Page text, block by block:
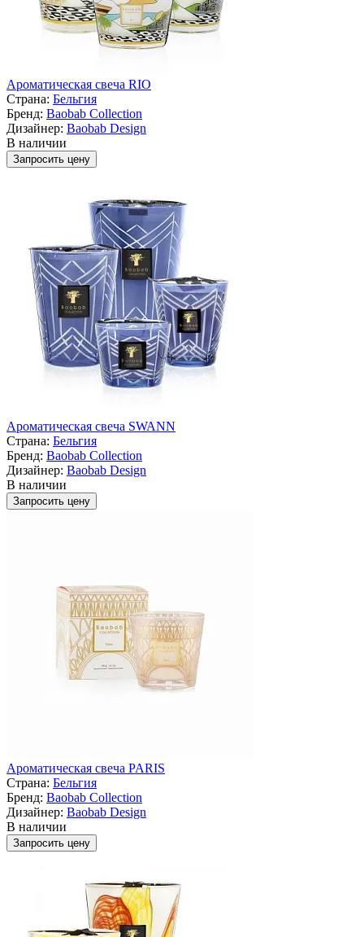
Ароматическая свеча RIO
Страна: Бельгия
Бренд: Baobab Collection
Дизайнер: Baobab Design
В наличии
Запросить цену
Ароматическая свеча SWANN
Страна: Бельгия
Бренд: Baobab Collection
Дизайнер: Baobab Design
В наличии
Запросить цену
Ароматическая свеча PARIS
Страна: Бельгия
Бренд: Baobab Collection
Дизайнер: Baobab Design
В наличии
Запросить цену